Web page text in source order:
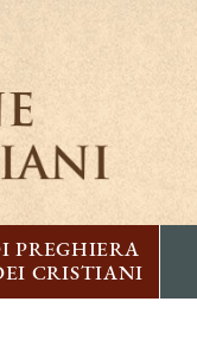
PREGHIERA
CRISTIANI